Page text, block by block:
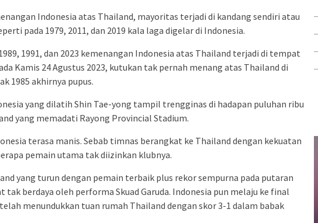
Indonesia atas Thailand, mayoritas terjadi di kandang sendiri atau
pada 1979, 2011, dan 2019 kala laga digelar di Indonesia.
1991, dan 2023 kemenangan Indonesia atas Thailand terjadi di tempat
Kamis 24 Agustus 2023, kutukan tak pernah menang atas Thailand di
1985 akhirnya pupus.
yang dilatih Shin Tae-yong tampil trengginas di hadapan puluhan ribu
yang memadati Rayong Provincial Stadium.
terasa manis. Sebab timnas berangkat ke Thailand dengan kekuatan
pemain utama tak diizinkan klubnya.
yang turun dengan pemain terbaik plus rekor sempurna pada putaran
tak berdaya oleh performa Skuad Garuda. Indonesia pun melaju ke final
menundukkan tuan rumah Thailand dengan skor 3-1 dalam babak